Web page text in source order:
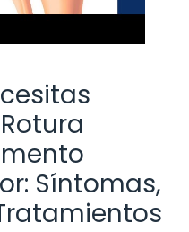
Síntomas,